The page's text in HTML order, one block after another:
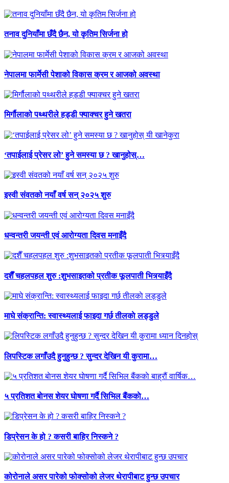
तनाव दुनियाँमा छँदै छैन, यो कृतिम सिर्जना हो
नेपालमा फार्मेसी पेशाको विकास क्रम र आजको अवस्था
मिर्गौलाको पथ्थरीले हड्डी फ्याक्चर हुने खतरा
‘तपाईलाई प्रेसर लो’ हुने समस्या छ ? खानुहोस्…
इस्वी संवतको नयाँ वर्ष सन् २०२५ शुरु
धन्वन्तरी जयन्ती एवं आरोग्यता दिवस मनाइँदै
दशैँ चहलपहल शुरु :शुभसाइतको प्रतीक फूलपाती भित्र्याइँदै
माघे संक्रान्ति: स्वास्थ्यलाई फाइदा गर्छ तीलकाे लड्डुले
लिपस्टिक लगाँउदै हुनुहुन्छ ? सुन्दर देखिन यी कुरामा…
५ प्रतिशत बाेनस शेयर घाेषणा गर्दै सिभिल बैंककाे…
डिप्रेसन के हो ? कसरी बाहिर निस्कने ?
कोरोनाले असर पारेको फोक्सोको लेजर थेरापीबाट हुन्छ उपचार